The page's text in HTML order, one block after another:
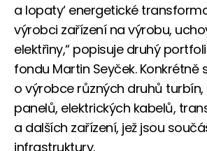
a lopaty‘ energetické
výrobci zařízení na výrobu,
elektřiny,“ popisuje druhý
fondu Martin Seyček. Konkrétně
o výrobce různých druhů
panelů, elektrických kabelů,
a dalších zařízení, jež jsou
infrastruktury.